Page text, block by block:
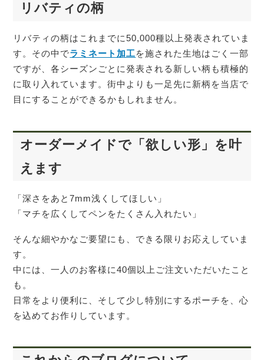
リバティの柄
リバティの柄はこれまでに50,000種以上発表されていま
す。その中でラミネート加工を施された生地はごく一部
ですが、各シーズンごとに発表される新しい柄も積極的
に取り入れています。街中よりも一足先に新柄を当店で
目にすることができるかもしれません。
オーダーメイドで「欲しい形」を叶
えます
「深さをあと7mm浅くしてほしい」
「マチを広くしてペンをたくさん入れたい」
そんな細やかなご要望にも、できる限りお応えしていま
す。
中には、一人のお客様に40個以上ご注文いただいたこと
も。
日常をより便利に、そして少し特別にするポーチを、心
を込めてお作りしています。